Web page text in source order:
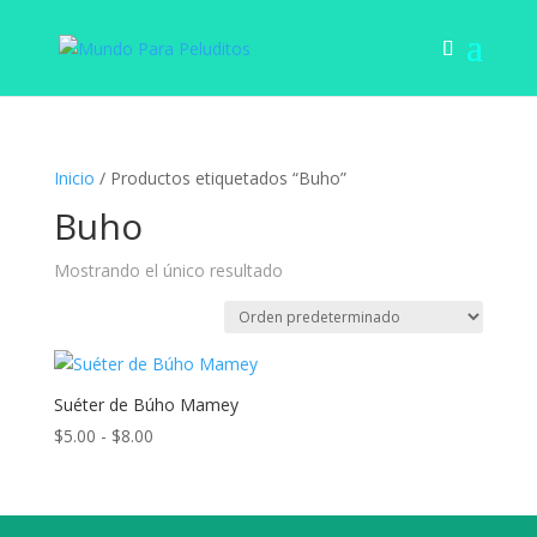
Inicio / Productos etiquetados “Buho”
Buho
Mostrando el único resultado
Suéter de Búho Mamey
$5.00 - $8.00Rango
desde